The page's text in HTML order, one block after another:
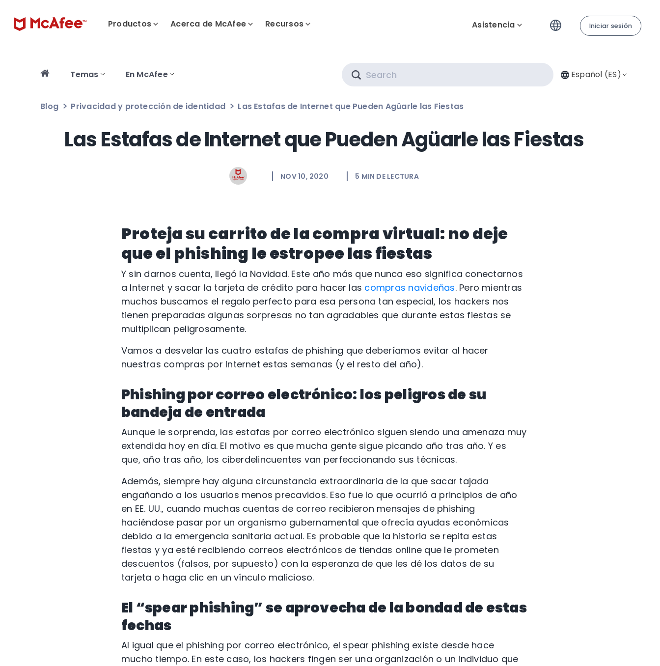
Productos Acerca de McAfee Recursos Asistencia Iniciar sesión
Temas En McAfee Español (ES)
Blog Privacidad y protección de identidad Las Estafas de Internet que Pueden Agüarle las Fiestas
Las Estafas de Internet que Pueden Agüarle las Fiestas
NOV 10, 2020 5 MIN DE LECTURA
Proteja su carrito de la compra virtual: no deje
que el phishing le estropee las fiestas
Y sin darnos cuenta, llegó la Navidad. Este año más que nunca eso significa conectarnos
a Internet y sacar la tarjeta de crédito para hacer las compras navideñas. Pero mientras
muchos buscamos el regalo perfecto para esa persona tan especial, los hackers nos
tienen preparadas algunas sorpresas no tan agradables que durante estas fiestas se
multiplican peligrosamente.
Vamos a desvelar las cuatro estafas de phishing que deberíamos evitar al hacer
nuestras compras por Internet estas semanas (y el resto del año).
Phishing por correo electrónico: los peligros de su
bandeja de entrada
Aunque le sorprenda, las estafas por correo electrónico siguen siendo una amenaza muy
extendida hoy en día. El motivo es que mucha gente sigue picando año tras año. Y es
que, año tras año, los ciberdelincuentes van perfeccionando sus técnicas.
Además, siempre hay alguna circunstancia extraordinaria de la que sacar tajada
engañando a los usuarios menos precavidos. Eso fue lo que ocurrió a principios de año
en EE. UU., cuando muchas cuentas de correo recibieron mensajes de phishing
haciéndose pasar por un organismo gubernamental que ofrecía ayudas económicas
debido a la emergencia sanitaria actual. Es probable que la historia se repita estas
fiestas y ya esté recibiendo correos electrónicos de tiendas online que le prometen
descuentos (falsos, por supuesto) con la esperanza de que les dé los datos de su
tarjeta o haga clic en un vínculo malicioso.
El “spear phishing” se aprovecha de la bondad de estas
fechas
Al igual que el phishing por correo electrónico, el spear phishing existe desde hace
mucho tiempo. En este caso, los hackers fingen ser una organización o un individuo que